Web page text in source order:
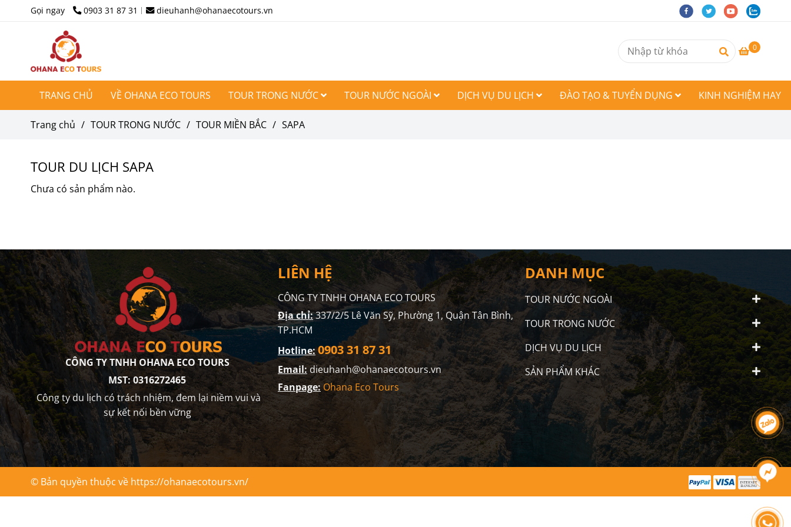
Gọi ngay 0903 31 87 31 dieuhanh@ohanaecotours.vn
0
TRANG CHỦ VỀ OHANA ECO TOURS TOUR TRONG NƯỚC TOUR NƯỚC NGOÀI DỊCH VỤ DU LỊCH ĐÀO TẠO & TUYỂN DỤNG KINH NGHIỆM HAY
Trang chủ / TOUR TRONG NƯỚC / TOUR MIỀN BẮC / SAPA
TOUR DU LỊCH SAPA
Chưa có sản phẩm nào.
CÔNG TY TNHH OHANA ECO TOURS
MST: 0316272465
Công ty du lịch có trách nhiệm, đem lại niềm vui và
sự kết nối bền vững
LIÊN HỆ
CÔNG TY TNHH OHANA ECO TOURS
Địa chỉ:337/2/5 Lê Văn Sỹ, Phường 1, Quận Tân Bình,
TP.HCM
Hotline:0903 31 87 31
Email:dieuhanh@ohanaecotours.vn
Fanpage: Ohana Eco Tours
DANH MỤC
TOUR NƯỚC NGOÀI
TOUR TRONG NƯỚC
DỊCH VỤ DU LỊCH
SẢN PHẨM KHÁC
© Bản quyền thuộc về https://ohanaecotours.vn/